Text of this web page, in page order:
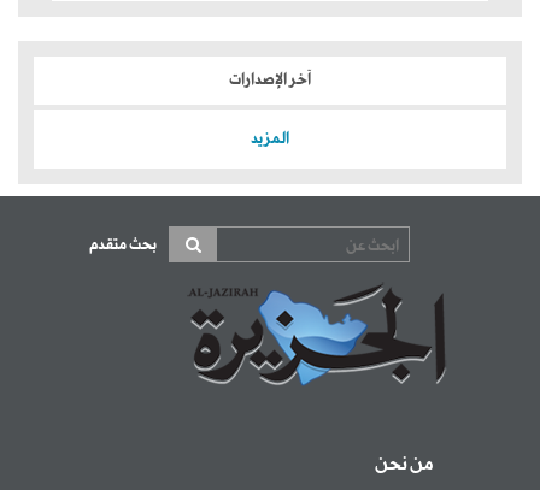
آخر الإصدارات
المزيد
بحث متقدم
من نحن